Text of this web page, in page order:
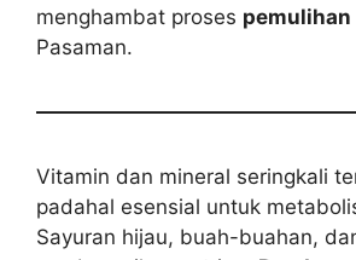
menghambat proses pemulihan
Pasaman.
Vitamin dan mineral seringkali
padahal esensial untuk
Sayuran hijau, buah-buahan,